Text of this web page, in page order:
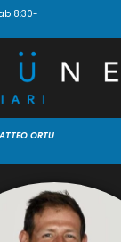
8:30-
ORTU